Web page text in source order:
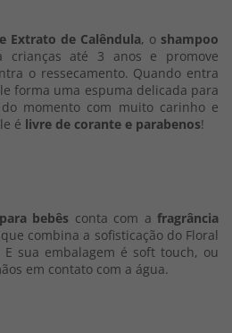
Extrato de Calêndula, o shampoo
crianças até 3 anos e promove
o ressecamento. Quando entra
forma uma espuma delicada para
momento com muito carinho e
é livre de corante e parabenos!
bebês conta com afragrância
combina a sofisticação do Floral
sua embalagem é soft touch, ou
em contato com a água.